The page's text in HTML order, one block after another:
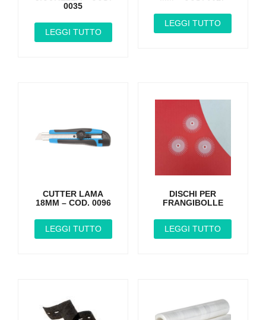
0035
LEGGI TUTTO
LEGGI TUTTO
CUTTER LAMA
18MM – COD. 0096
LEGGI TUTTO
DISCHI PER
FRANGIBOLLE
LEGGI TUTTO